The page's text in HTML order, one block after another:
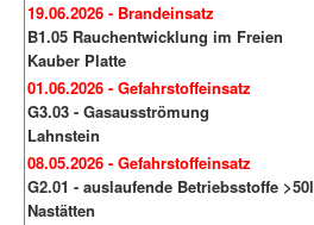
19.06.2026 - Brandeinsatz
B1.05 Rauchentwicklung im Freien
Kauber Platte
01.06.2026 - Gefahrstoffeinsatz
G3.03 - Gasausströmung
Lahnstein
08.05.2026 - Gefahrstoffeinsatz
G2.01 - auslaufende Betriebsstoffe >50l
Nastätten